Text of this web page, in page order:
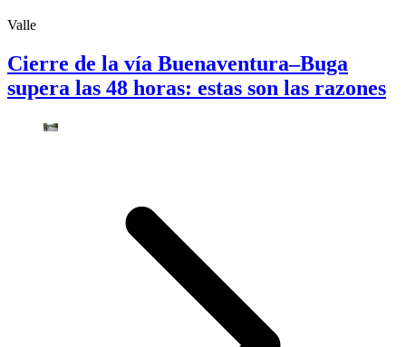
Valle
Cierre de la vía Buenaventura–Buga
supera las 48 horas: estas son las razones